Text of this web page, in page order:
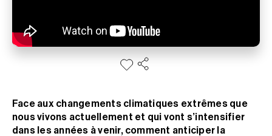
Face aux changements climatiques extrêmes que
nous vivons actuellement et qui vont s’intensifier
dans les années à venir, comment anticiper la